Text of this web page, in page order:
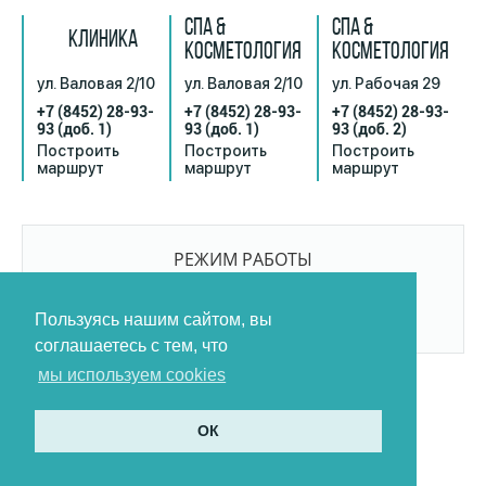
Пользуясь нашим сайтом, вы
соглашаетесь с тем, что
мы используем cookies
ОК
КЛИНИКА
ул. Валовая 2/10
+7 (8452) 28-93-
93(доб. 1)
Построить
маршрут
СПА &
КОСМЕТОЛОГИЯ
ул. Валовая 2/10
+7 (8452) 28-93-
93(доб. 1)
Построить
маршрут
СПА &
КОСМЕТОЛОГИЯ
ул. Рабочая 29
+7 (8452) 28-93-
93(доб. 2)
Построить
маршрут
РЕЖИМ РАБОТЫ
БЕЗ ПЕРЕРЫВОВ И ВЫХОДНЫХ